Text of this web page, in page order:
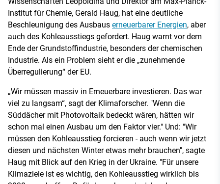
Institut für Chemie, Gerald Haug, hat eine deutliche
Beschleunigung des Ausbaus erneuerbarer Energien, aber
auch des Kohleausstiegs gefordert. Haug warnt vor dem
Ende der Grundstoffindustrie, besonders der chemischen
Industrie. Als ein Problem sieht er die „zunehmende
Überregulierung“ der EU.
„Wir müssen massiv in Erneuerbare investieren. Das war
viel zu langsam“, sagt der Klimaforscher. "Wenn die
Süddächer mit Photovoltaik bedeckt wären, hätten wir
schon mal einen Ausbau um den Faktor vier." Und: "Wir
müssen den Kohleausstieg forcieren - auch wenn wir jetzt
diesen und nächsten Winter etwas mehr brauchen", sagte
Haug mit Blick auf den Krieg in der Ukraine. "Für unsere
Klimaziele ist es wichtig, den Kohleausstieg wirklich bis